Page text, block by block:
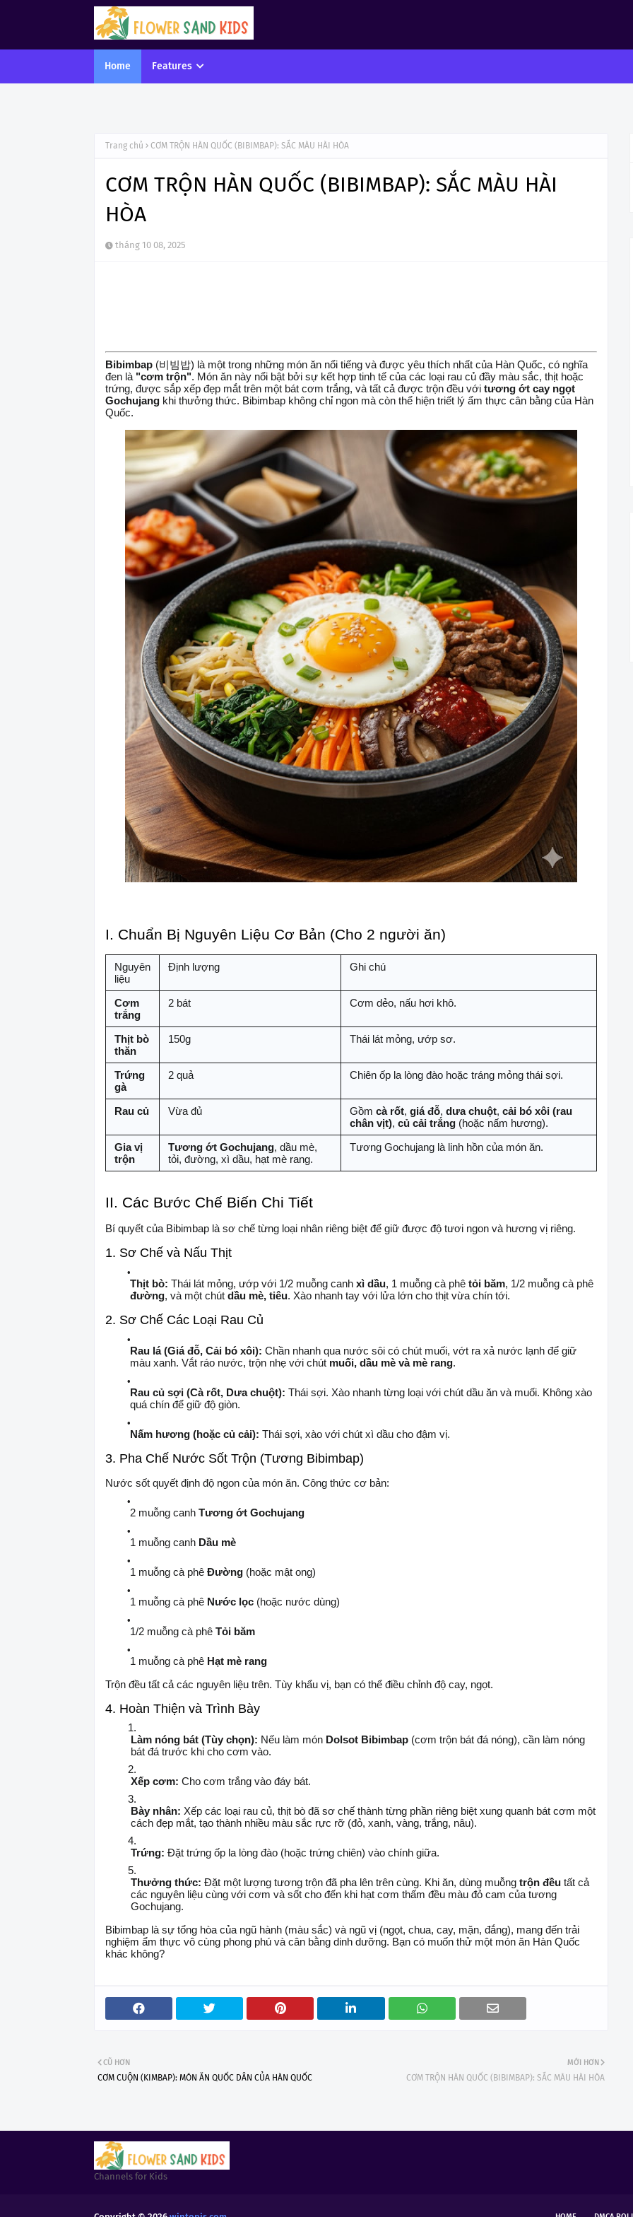
Home Features
Trang chủ CƠM TRỘN HÀN QUỐC (BIBIMBAP): SẮC MÀU HÀI HÒA
CƠM TRỘN HÀN QUỐC (BIBIMBAP): SẮC MÀU HÀI
HÒA
tháng 10 08, 2025
Bibimbap (비빔밥) là một trong những món ăn nổi tiếng và được yêu thích nhất của Hàn Quốc, có nghĩa
đen là "cơm trộn". Món ăn này nổi bật bởi sự kết hợp tinh tế của các loại rau củ đầy màu sắc, thịt hoặc
trứng, được sắp xếp đẹp mắt trên một bát cơm trắng, và tất cả được trộn đều với tương ớt cay ngọt
Gochujang khi thưởng thức. Bibimbap không chỉ ngon mà còn thể hiện triết lý ẩm thực cân bằng của Hàn
Quốc.
I. Chuẩn Bị Nguyên Liệu Cơ Bản (Cho 2 người ăn)
Nguyên
liệu
Định lượng Ghi chú
Cơm
trắng
2 bát Cơm dẻo, nấu hơi khô.
Thịt bò
thăn
150g Thái lát mỏng, ướp sơ.
Trứng
gà
2 quả Chiên ốp la lòng đào hoặc tráng mỏng thái sợi.
Rau củ Vừa đủ Gồm cà rốt, giá đỗ, dưa chuột, cải bó xôi (rau
chân vịt), củ cải trắng (hoặc nấm hương).
Gia vị
trộn
Tương ớt Gochujang, dầu mè,
tỏi, đường, xì dầu, hạt mè rang.
Tương Gochujang là linh hồn của món ăn.
II. Các Bước Chế Biến Chi Tiết
Bí quyết của Bibimbap là sơ chế từng loại nhân riêng biệt để giữ được độ tươi ngon và hương vị riêng.
1. Sơ Chế và Nấu Thịt
Thịt bò: Thái lát mỏng, ướp với 1/2 muỗng canh xì dầu, 1 muỗng cà phê tỏi băm, 1/2 muỗng cà phê
đường, và một chút dầu mè, tiêu. Xào nhanh tay với lửa lớn cho thịt vừa chín tới.
2. Sơ Chế Các Loại Rau Củ
Rau lá (Giá đỗ, Cải bó xôi): Chần nhanh qua nước sôi có chút muối, vớt ra xả nước lạnh để giữ
màu xanh. Vắt ráo nước, trộn nhẹ với chút muối, dầu mè và mè rang.
Rau củ sợi (Cà rốt, Dưa chuột): Thái sợi. Xào nhanh từng loại với chút dầu ăn và muối. Không xào
quá chín để giữ độ giòn.
Nấm hương (hoặc củ cải): Thái sợi, xào với chút xì dầu cho đậm vị.
3. Pha Chế Nước Sốt Trộn (Tương Bibimbap)
Nước sốt quyết định độ ngon của món ăn. Công thức cơ bản:
2 muỗng canh Tương ớt Gochujang
1 muỗng canh Dầu mè
1 muỗng cà phê Đường (hoặc mật ong)
1 muỗng cà phê Nước lọc (hoặc nước dùng)
1/2 muỗng cà phê Tỏi băm
1 muỗng cà phê Hạt mè rang
Trộn đều tất cả các nguyên liệu trên. Tùy khẩu vị, bạn có thể điều chỉnh độ cay, ngọt.
4. Hoàn Thiện và Trình Bày
Làm nóng bát (Tùy chọn): Nếu làm món Dolsot Bibimbap (cơm trộn bát đá nóng), cần làm nóng
bát đá trước khi cho cơm vào.
Xếp cơm: Cho cơm trắng vào đáy bát.
Bày nhân: Xếp các loại rau củ, thịt bò đã sơ chế thành từng phần riêng biệt xung quanh bát cơm một
cách đẹp mắt, tạo thành nhiều màu sắc rực rỡ (đỏ, xanh, vàng, trắng, nâu).
Trứng: Đặt trứng ốp la lòng đào (hoặc trứng chiên) vào chính giữa.
Thưởng thức: Đặt một lượng tương trộn đã pha lên trên cùng. Khi ăn, dùng muỗng trộn đều tất cả
các nguyên liệu cùng với cơm và sốt cho đến khi hạt cơm thấm đều màu đỏ cam của tương
Gochujang.
Bibimbap là sự tổng hòa của ngũ hành (màu sắc) và ngũ vị (ngọt, chua, cay, mặn, đắng), mang đến trải
nghiệm ẩm thực vô cùng phong phú và cân bằng dinh dưỡng. Bạn có muốn thử một món ăn Hàn Quốc
khác không?
MỚI HƠN
CƠM TRỘN HÀN QUỐC (BIBIMBAP): SẮC MÀU HÀI HÒA
CŨ HƠN
CƠM CUỘN (KIMBAP): MÓN ĂN QUỐC DÂN CỦA HÀN QUỐC
Channels for Kids